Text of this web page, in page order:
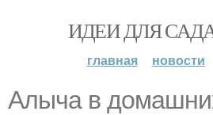
ИДЕИ ДЛЯ
главная новости
Алыча в